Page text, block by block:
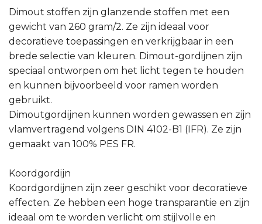
Dimout stoffen zijn glanzende stoffen met een
gewicht van 260 gram/2. Ze zijn ideaal voor
decoratieve toepassingen en verkrijgbaar in een
brede selectie van kleuren. Dimout-gordijnen zijn
speciaal ontworpen om het licht tegen te houden
en kunnen bijvoorbeeld voor ramen worden
gebruikt.
Dimoutgordijnen kunnen worden gewassen en zijn
vlamvertragend volgens DIN 4102-B1 (IFR). Ze zijn
gemaakt van 100% PES FR.
Koordgordijn
Koordgordijnen zijn zeer geschikt voor decoratieve
effecten. Ze hebben een hoge transparantie en zijn
ideaal om te worden verlicht om stijlvolle en